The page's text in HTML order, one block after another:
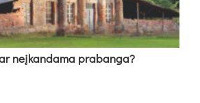
neį­kan­da­ma pra­ban­ga?